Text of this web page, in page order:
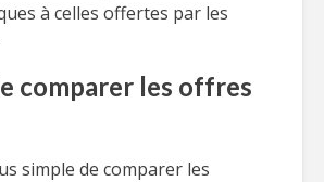
à celles offertes par les
comparer les offres
simple de comparer les